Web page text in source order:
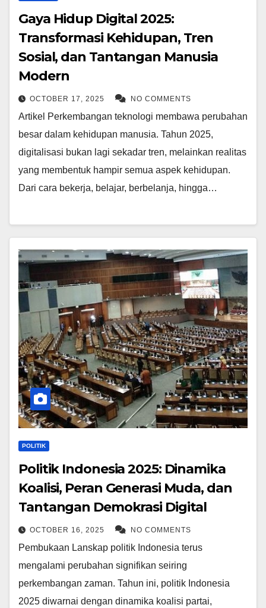
Gaya Hidup Digital 2025:
Transformasi Kehidupan, Tren
Sosial, dan Tantangan Manusia
Modern
OCTOBER 17, 2025 NO COMMENTS
Artikel Perkembangan teknologi membawa perubahan
besar dalam kehidupan manusia. Tahun 2025,
digitalisasi bukan lagi sekadar tren, melainkan realitas
yang membentuk hampir semua aspek kehidupan.
Dari cara bekerja, belajar, berbelanja, hingga…
POLITIK
Politik Indonesia 2025: Dinamika
Koalisi, Peran Generasi Muda, dan
Tantangan Demokrasi Digital
OCTOBER 16, 2025 NO COMMENTS
Pembukaan Lanskap politik Indonesia terus
mengalami perubahan signifikan seiring
perkembangan zaman. Tahun ini, politik Indonesia
2025 diwarnai dengan dinamika koalisi partai,